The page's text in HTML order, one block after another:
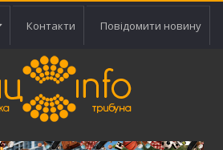
Контакти Повідомити новину